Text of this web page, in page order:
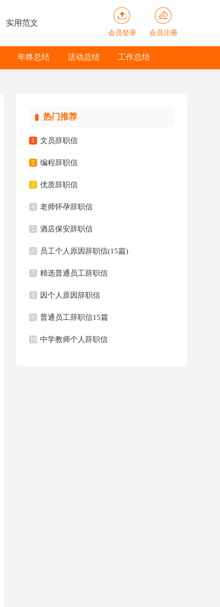
实用范文
会员登录 会员注册
工作总结
活动总结
年终总结
热门推荐
1 文员辞职信
2 编程辞职信
3 优质辞职信
4 老师怀孕辞职信
5 酒店保安辞职信
6 员工个人原因辞职信(15篇)
7 精选普通员工辞职信
8 因个人原因辞职信
9 普通员工辞职信15篇
10 中学教师个人辞职信